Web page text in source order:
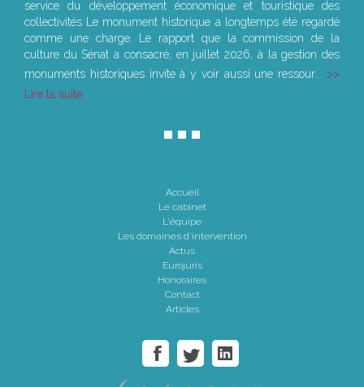
service du développement économique et touristique des
collectivités Le monument historique a longtemps été regardé
comme une charge. Le rapport que la commission de la
culture du Sénat a consacré, en juillet 2026, à la gestion des
monuments historiques invite à y voir aussi une ressour...
Lire la suite
Accueil
Le cabinet
L'équipe
Les domaines d'intervention
Actus
Eurojuris
Honoraires
Contact
Articles